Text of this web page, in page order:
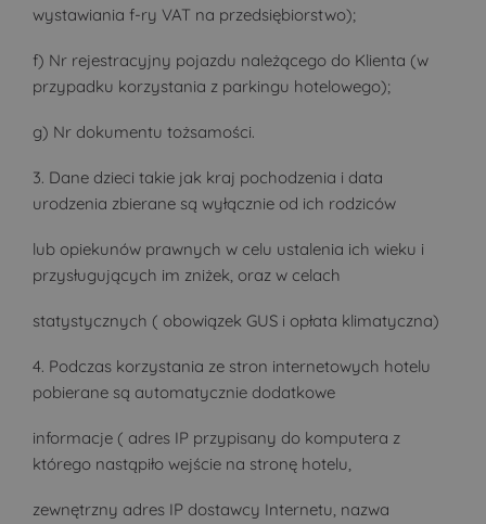
wystawiania f-ry VAT na przedsiębiorstwo);
f) Nr rejestracyjny pojazdu należącego do Klienta (w
przypadku korzystania z parkingu hotelowego);
g) Nr dokumentu tożsamości.
3. Dane dzieci takie jak kraj pochodzenia i data
urodzenia zbierane są wyłącznie od ich rodziców
lub opiekunów prawnych w celu ustalenia ich wieku i
przysługujących im zniżek, oraz w celach
statystycznych ( obowiązek GUS i opłata klimatyczna)
4. Podczas korzystania ze stron internetowych hotelu
pobierane są automatycznie dodatkowe
informacje ( adres IP przypisany do komputera z
którego nastąpiło wejście na stronę hotelu,
zewnętrzny adres IP dostawcy Internetu, nazwa